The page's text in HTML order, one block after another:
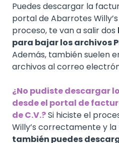
Puedes descargar la
portal de Abarrotes
proceso, te van a salir dos
para bajar los archivos
Además, también suelen
archivos al correo
¿No pudiste descargar
desde el portal de
de C.V.?Si hiciste el
Willy’s correctamente y
también puedes